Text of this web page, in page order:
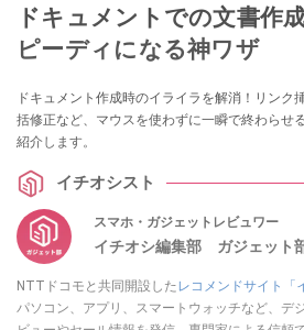
ドキュメントでの文書作
ピーディになる神ワザ
ドキュメント作成時のイライラを解消！リンク
括修正など、マウスを使わずに一瞬で終わらせ
紹介します。
イチオシスト
スマホ・ガジェットレビュワー
イチオシ編集部 ガジェット
NTTドコモと共同開設した レコメンドサイト「
パソコン、アプリ、スマートウォッチなど、デ